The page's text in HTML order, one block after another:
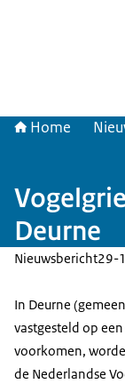
Home
Deurne
Nieuwsbericht29-
In Deurne
vastgesteld op
voorkomen,
de Nederlandse